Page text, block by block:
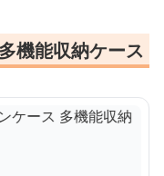
機能収納ケース